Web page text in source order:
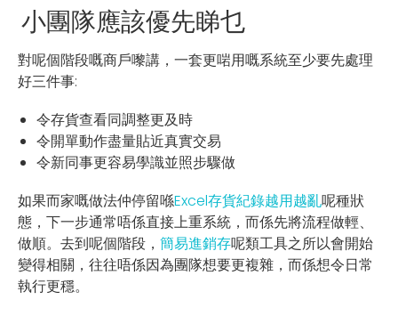
小團隊應該優先睇乜
對呢個階段嘅商戶嚟講，一套更啱用嘅系統至少要先處理
好三件事:
令存貨查看同調整更及時
令開單動作盡量貼近真實交易
令新同事更容易學識並照步驟做
如果而家嘅做法仲停留喺Excel存貨紀錄越用越亂呢種狀
態，下一步通常唔係直接上重系統，而係先將流程做輕、
做順。去到呢個階段， 簡易進銷存呢類工具之所以會開始
變得相關，往往唔係因為團隊想要更複雜，而係想令日常
執行更穩。